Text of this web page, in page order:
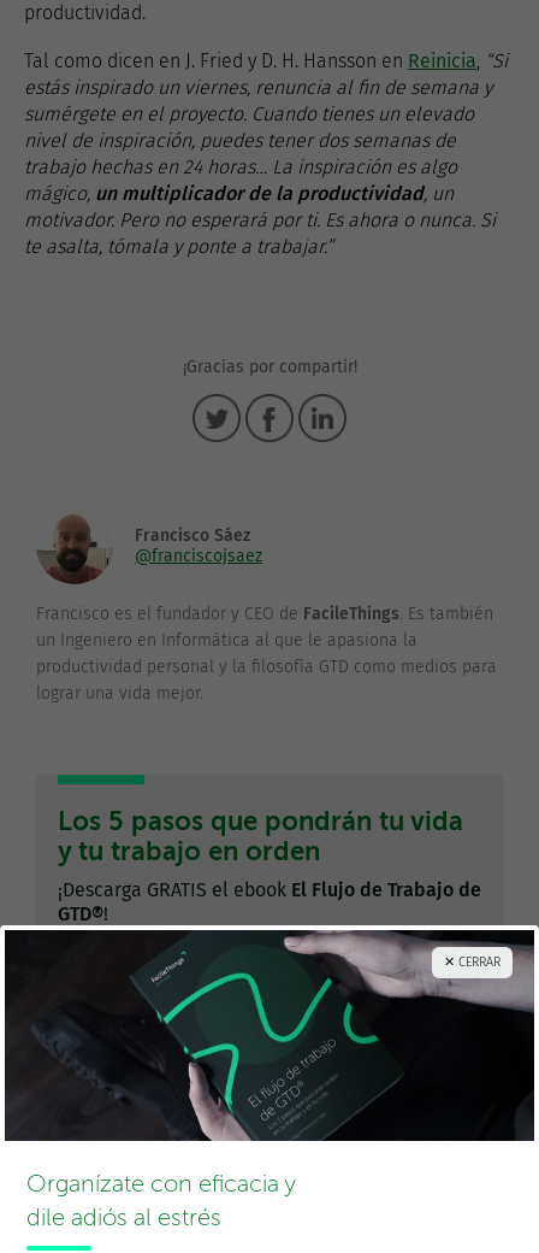
productividad.
Tal como dicen en J. Fried y D. H. Hansson en Reinicia, “Si
estás inspirado un viernes, renuncia al fin de semana y
sumérgete en el proyecto. Cuando tienes un elevado
nivel de inspiración, puedes tener dos semanas de
trabajo hechas en 24 horas… La inspiración es algo
mágico, un multiplicador de la productividad, un
motivador. Pero no esperará por ti. Es ahora o nunca. Si
te asalta, tómala y ponte a trabajar.”
¡Gracias por compartir!
Francisco Sáez
@franciscojsaez
Francisco es el fundador y CEO de FacileThings. Es también
un Ingeniero en Informática al que le apasiona la
productividad personal y la filosofía GTD como medios para
lograr una vida mejor.
Los 5 pasos que pondrán tu vida
y tu trabajo en orden
¡Descarga GRATIS el ebook El Flujo de Trabajo de
GTD®!
✕ CERRAR
Organízate con eficacia y
dile adiós al estrés